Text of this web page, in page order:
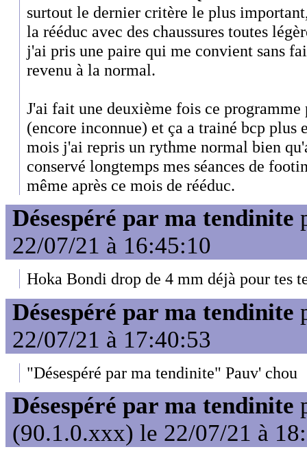
surtout le dernier critère le plus
la rééduc avec des chaussures toutes
j'ai pris une paire qui me convient sans
revenu à la normal.
J'ai fait une deuxième fois ce programme
(encore inconnue) et ça a trainé bcp plus
mois j'ai repris un rythme normal bien
conservé longtemps mes séances de
même après ce mois de rééduc.
Désespéré par ma tendinite
22/07/21 à 16:45:10
Hoka Bondi drop de 4 mm déjà pour tes
Désespéré par ma tendinite
22/07/21 à 17:40:53
"Désespéré par ma tendinite" Pauv' chou
Désespéré par ma tendinite
(90.1.0.xxx) le 22/07/21 à